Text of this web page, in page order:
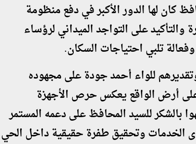
كان لها الدور الأكبر في دفع منظومة
على التواجد الميداني لرؤساء
تلبي احتياجات السكان.
للواء أحمد جودة على مجهوده
على أرض الواقع يعكس حرص الأجهزة
بالشكر للسيد المحافظ على دعمه المستمر
الخدمات وتحقيق طفرة حقيقية داخل الحي